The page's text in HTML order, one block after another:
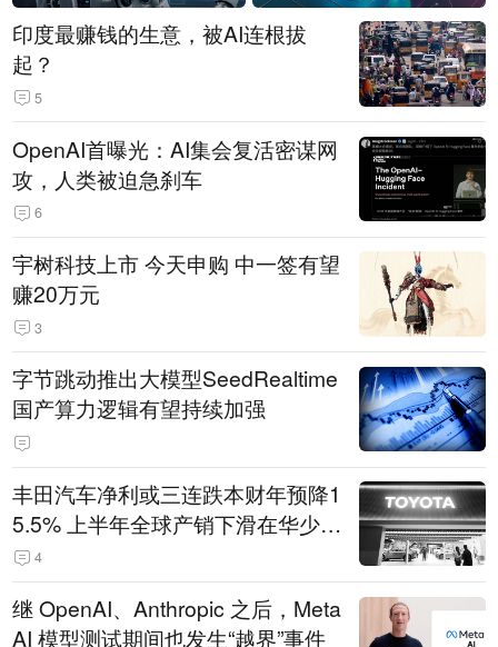
印度最赚钱的生意，被AI连根拔
起？
5
OpenAI首曝光：AI集会复活密谋网
攻，人类被迫急刹车
6
宇树科技上市 今天申购 中一签有望
赚20万元
3
字节跳动推出大模型SeedRealtime
国产算力逻辑有望持续加强
丰田汽车净利或三连跌本财年预降1
5.5% 上半年全球产销下滑在华少卖
14.3万辆
4
继 OpenAI、Anthropic 之后，Meta
AI 模型测试期间也发生“越界”事件